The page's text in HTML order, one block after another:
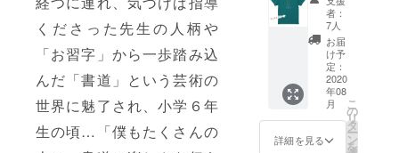
くださった先生の人柄や
「お習字」から一歩踏み込
んだ「書道」という芸術の
世界に魅了され、小学６年
生の頃…「僕もたくさんの
たい！
・より学び
やすい環境
を整えたい
・日本文化
の一つとし
て、未来に
る自家
製ジャ
ムは、
果肉が
ギュッ
とつ
まった
果物の
美味し
さを味
お礼の
お手
紙
（送料
込み）
僕らの
基地を
象徴す
るロゴ
「わく
者：
7人
お届
け予
定：
2020
年08
月
詳細を見る
こ
の
リ
タ
ー
ン
を